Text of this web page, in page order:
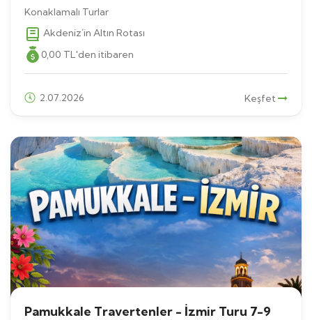
Konaklamalı Turlar
Akdeniz´in Altın Rotası
0,00 TL'den itibaren
2.07.2026 Keşfet
Pamukkale Travertenler - İzmir Turu 7-9